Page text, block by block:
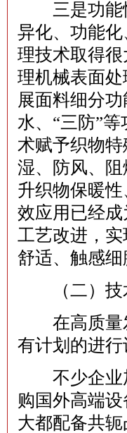
三是功能性
异化、功能
理技术取得
理机械表面
展面料细分
水、“三防”
术赋予织物
湿、防风、
升织物保暖
效应用已经
工艺改进，
舒适、触感细
（二）技
在高质量发
有计划的进
不少企业加
购国外高端
大都配备共